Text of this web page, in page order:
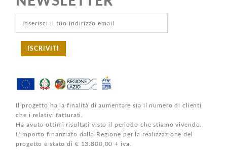
ISCRIVITI
Il progetto ha la finalità di aumentare sia il numero di clienti
che i relativi fatturati.
Ha avuto ottimi risultati visto il periodo che stiamo vivendo.
L'importo finanziato dalla Regione per la realizzazione del
progetto è stato di € 13.800,00 + iva.